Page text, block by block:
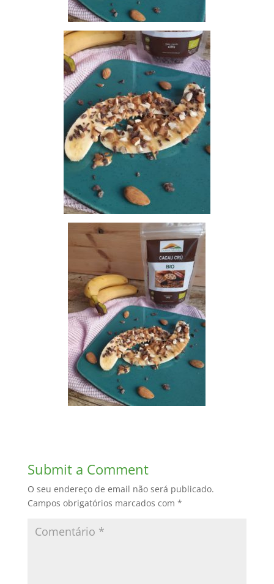
Submit a Comment
O seu endereço de email não será publicado.
Campos obrigatórios marcados com *